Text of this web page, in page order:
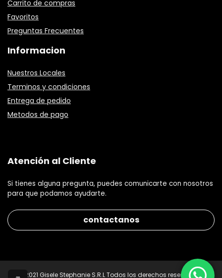
Carrito de compras
Favoritos
Preguntas Frecuentes
Informacion
Nuestros Locales
Terminos y condiciones
Entrega de pedido
Metodos de pago
Atención al Cliente
Si tienes alguna pregunta, puedes comunicarte con nosotros
para que podamos ayudarte.
contactanos
© 2021 Gisele Stephanie S.R.L Todos los derechos reservados.